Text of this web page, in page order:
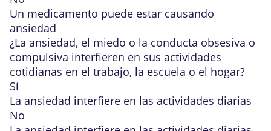
Un medicamento puede estar causando
ansiedad
¿La ansiedad, el miedo o la conducta obsesiva o
compulsiva interfieren en sus actividades
cotidianas en el trabajo, la escuela o el hogar?
Sí
La ansiedad interfiere en las actividades diarias
No